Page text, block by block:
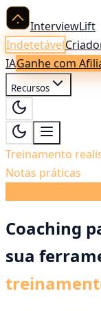
InterviewLift
Indetetável
IAGanhe com
Recursos
Treinamento
Notas práticas
Coaching
sua